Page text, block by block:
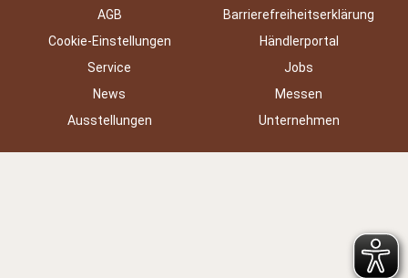
AGB
Barrierefreiheitserklärung
Cookie-Einstellungen
Händlerportal
Service
Jobs
News
Messen
Ausstellungen
Unternehmen